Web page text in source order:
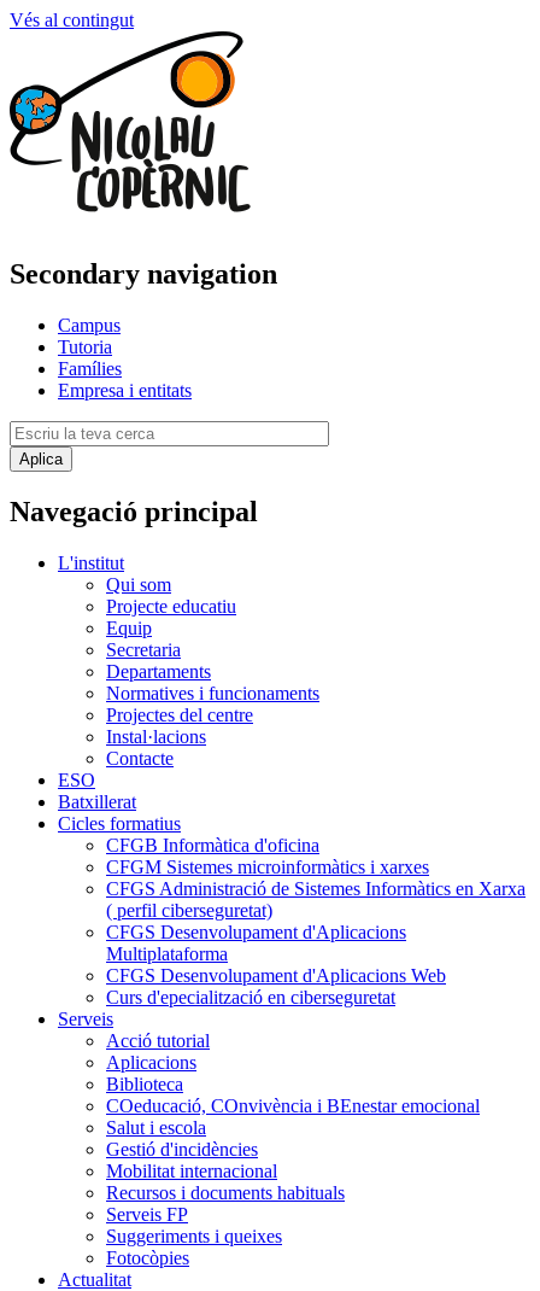
Vés al contingut
Secondary navigation
Campus
Tutoria
Famílies
Empresa i entitats
Navegació principal
L'institut
Qui som
Projecte educatiu
Equip
Secretaria
Departaments
Normatives i funcionaments
Projectes del centre
Instal·lacions
Contacte
ESO
Batxillerat
Cicles formatius
CFGB Informàtica d'oficina
CFGM Sistemes microinformàtics i xarxes
CFGS Administració de Sistemes Informàtics en Xarxa
( perfil ciberseguretat)
CFGS Desenvolupament d'Aplicacions
Multiplataforma
CFGS Desenvolupament d'Aplicacions Web
Curs d'epecialització en ciberseguretat
Serveis
Acció tutorial
Aplicacions
Biblioteca
COeducació, COnvivència i BEnestar emocional
Salut i escola
Gestió d'incidències
Mobilitat internacional
Recursos i documents habituals
Serveis FP
Suggeriments i queixes
Fotocòpies
Actualitat